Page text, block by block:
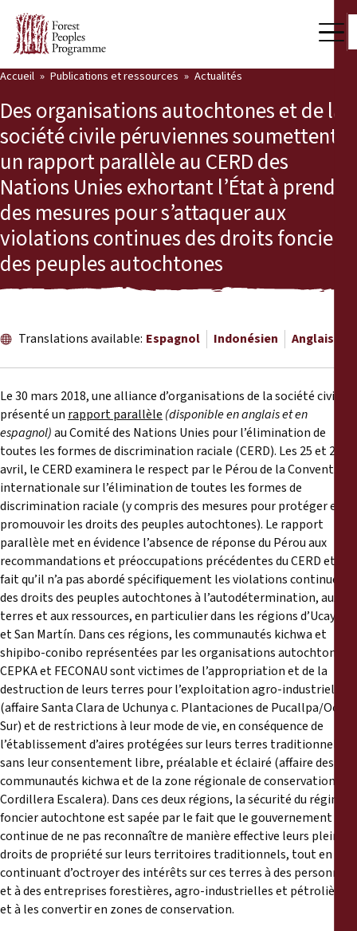
Qui nous sommes
Nous soutenir
Notre travail
Voix des communautés
Partenaires et Pays
Dernières actualités
Publications et ressources
Back
Publications et ressources
Rapports
Communiqués de presse
Matériel de formation
Documents d'information
Procédures juridiques
Déclarations
Rapports annuels
Accueil Publications et ressources Actualités
Des organisations autochtones et de la
société civile péruviennes soumettent
un rapport parallèle au CERD des
Nations Unies exhortant l’État à prendre
des mesures pour s’attaquer aux
violations continues des droits fonciers
des peuples autochtones
Translations available: Espagnol Indonésien Anglais
Le 30 mars 2018, une alliance d’organisations de la société civile a
présenté un rapport parallèle (disponible en anglais et en
espagnol)au Comité des Nations Unies pour l’élimination de
toutes les formes de discrimination raciale (CERD). Les 25 et 26
avril, le CERD examinera le respect par le Pérou de la Convention
internationale sur l’élimination de toutes les formes de
discrimination raciale (y compris des mesures pour protéger et
promouvoir les droits des peuples autochtones). Le rapport
parallèle met en évidence l’absence de réponse du Pérou aux
recommandations et préoccupations précédentes du CERD et le
fait qu’il n’a pas abordé spécifiquement les violations continues
des droits des peuples autochtones à l’autodétermination, aux
terres et aux ressources, en particulier dans les régions d’Ucayali
et San Martín. Dans ces régions, les communautés kichwa et
shipibo-conibo représentées par les organisations autochtones
CEPKA et FECONAU sont victimes de l’appropriation et de la
destruction de leurs terres pour l’exploitation agro-industrielle
(affaire Santa Clara de Uchunya c. Plantaciones de Pucallpa/Ocho
Sur) et de restrictions à leur mode de vie, en conséquence de
l’établissement d’aires protégées sur leurs terres traditionnelles
sans leur consentement libre, préalable et éclairé (affaire des
communautés kichwa et de la zone régionale de conservation –
Cordillera Escalera). Dans ces deux régions, la sécurité du régime
foncier autochtone est sapée par le fait que le gouvernement
continue de ne pas reconnaître de manière effective leurs pleins
droits de propriété sur leurs territoires traditionnels, tout en
continuant d’octroyer des intérêts sur ces terres à des personnes
et à des entreprises forestières, agro-industrielles et pétrolières,
et à les convertir en zones de conservation.